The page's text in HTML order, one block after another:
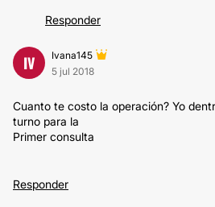
Responder
IV
Ivana145
5 jul 2018
Cuanto te costo la operación? Yo
turno para la
Primer consulta
Responder